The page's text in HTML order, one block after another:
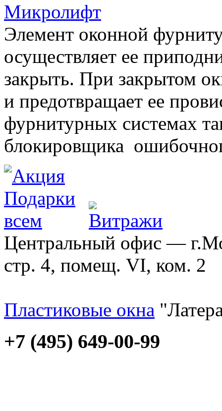
Микролифт
Элемент оконной
осуществляет ее
закрыть. При закрытом
и предотвращает ее
фурнитурных системах
блокировщика
Центральный офис —
стр. 4, помещ. VI, ком. 2
Пластиковые окна
+7 (495) 649-00-99